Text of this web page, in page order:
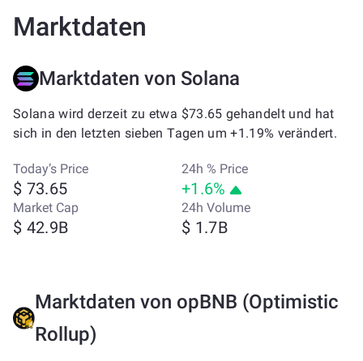
Marktdaten
Marktdaten von Solana
Solana wird derzeit zu etwa $73.65 gehandelt und hat
sich in den letzten sieben Tagen um +1.19% verändert.
Today’s Price
$ 73.65
24h % Price
+1.6%
Market Cap
$ 42.9B
24h Volume
$ 1.7B
Marktdaten von opBNB (Optimistic
Rollup)